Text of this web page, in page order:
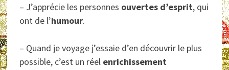
– J’apprécie les personnes ouvertes d’esprit, qui
ont de l’humour.
– Quand je voyage j’essaie d’en découvrir le plus
possible, c’est un réel enrichissement